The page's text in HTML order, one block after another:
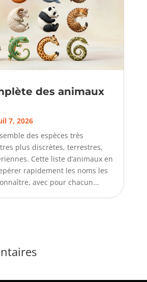
des animaux
7, 2026
des espèces très
plus discrètes, terrestres,
Cette liste d’animaux en
rapidement les noms les
avec pour chacun...